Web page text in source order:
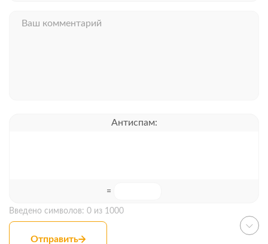
Отправить
Введено символов: 0 из 1000
Антиспам:
=